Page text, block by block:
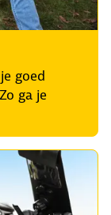
goed
ga je